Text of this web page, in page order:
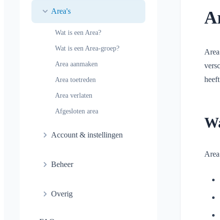
Kinderen en gasten
aanmelden
Persoonlijke agenda
Leesbevestiging
Bericht verwijderen
Areas
Agenda
Conversaties
Area's
Wat is een Area?
Wat is een Area-groep?
Area aanmaken
Area toetreden
Area verlaten
Afgesloten area
Account & instellingen
Beheer
Overig